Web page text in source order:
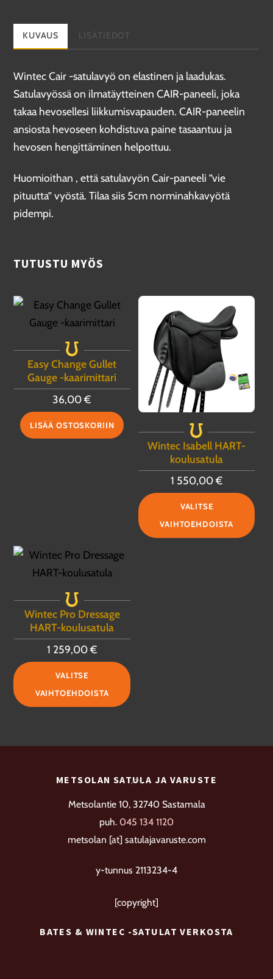
KUVAUS LISÄTIEDOT
Wintec Cair -satulavyö on elastinen ja laadukas.
Satulavyössä on ilmatäytteinen CAIR-paneeli, joka
takaa hevosellesi liikkumisvapauden. CAIR-paneelin
ansiosta hevoseen kohdistuva paine tasaantuu ja
hevosen hengittäminen helpottuu.
Huomioithan , että satulavyön Cair-paneeli ”vie
pituutta” vyöstä. Tilaa siis 5cm norminahkavyötä
pidempi.
TUTUSTU MYÖS
Easy Change Gullet
Gauge -kaarimittari
36,00€
LISÄÄ OSTOSKORIIN
Wintec Isabell HART-
koulusatula
1 550,00€
VALITSE
VAIHTOEHDOISTA
Wintec Pro Dressage
HART-koulusatula
1 259,00€
VALITSE
VAIHTOEHDOISTA
tuotteella
tehdä
tuotteen
sivulla.
Back
METSOLAN SATULA JA VARUSTE
Metsolantie 10, 32740 Sastamala
puh. 045 134 1120
metsolan [at] satulajavaruste.com
y-tunnus 2113234-4
[copyright]
BATES & WINTEC -SATULAT VERKOSTA